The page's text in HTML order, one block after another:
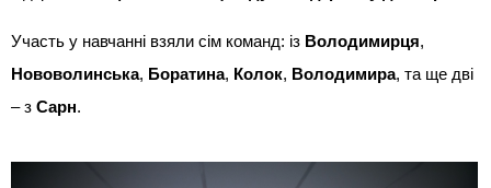
Участь у навчанні взяли сім команд: із Володимирця,
Нововолинська, Боратина, Колок, Володимира, та ще дві
– з Сарн.